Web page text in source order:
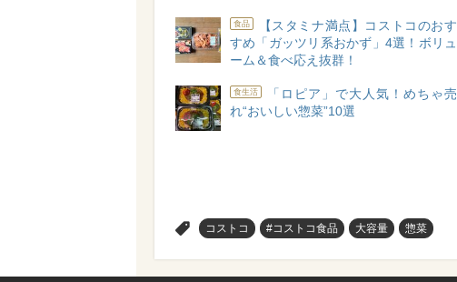
食品
【スタミナ満点】コストコのおす
すめ「ガッツリ系おかず」4選！ボリュ
ーム＆食べ応え抜群！
食生活
「ロピア」で大人気！めちゃ売
れ“おいしい惣菜”10選
コストコ #コストコ食品 大容量 惣菜